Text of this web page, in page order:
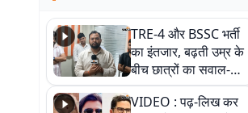
TRE-4 और BSSC भर्ती
का इंतजार, बढ़ती उम्र के
बीच छात्रों का सवाल-
आखिर कब आएगी बहाली?
देखें वीडियो
VIDEO : पढ़-लिख कर